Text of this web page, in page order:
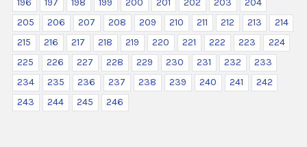
205
206 207 208 209 210 211 212 213
214
215
216 217 218 219 220 221 222 223
224
225
226 227 228 229 230 231 232
233
234
235 236 237 238 239 240 241
242
243
244 245 246